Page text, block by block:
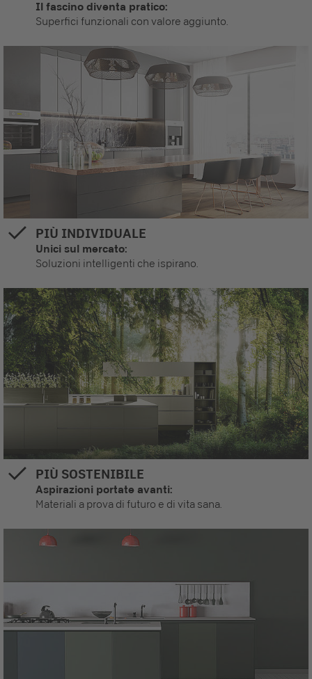
Il fascino diventa pratico:
Superfici funzionali con valore aggiunto.
PIÙ INDIVIDUALE
Unici sul mercato:
Soluzioni intelligenti che ispirano.
PIÙ SOSTENIBILE
Aspirazioni portate avanti:
Materiali a prova di futuro e di vita sana.